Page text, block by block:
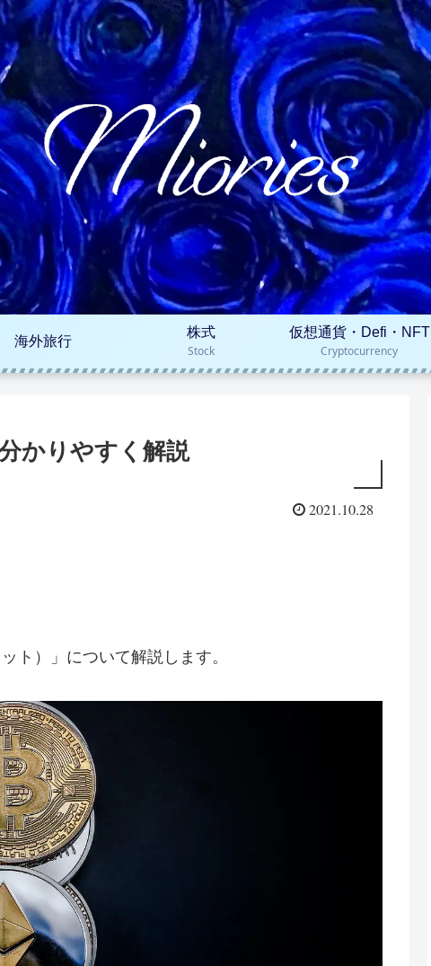
海外旅行
株式
Stock
仮想通貨・Defi・NFT
Cryptocurrency
かりやすく解説
2021.10.28
ト）」について解説します。